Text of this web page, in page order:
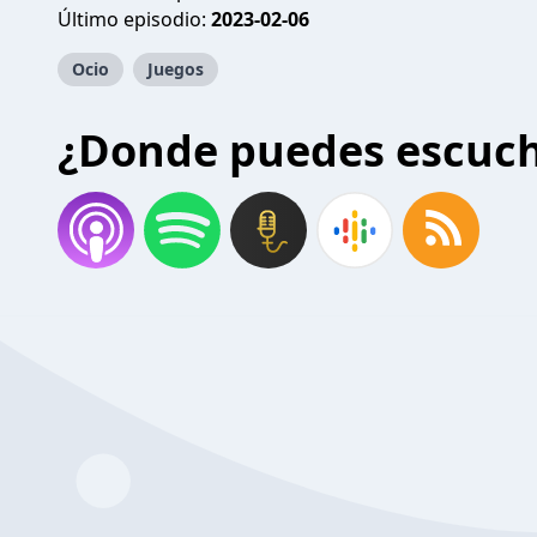
Último episodio: 2023-02-06
Ocio Juegos
¿Donde puedes